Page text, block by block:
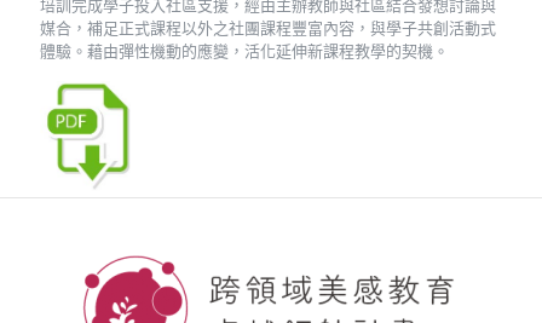
培訓完成學子投入社區支援，經由主辦教師與社區結合發想討論與
媒合，補足正式課程以外之社團課程豐富內容，與學子共創活動式
體驗。藉由彈性機動的應變，活化延伸新課程教學的契機。